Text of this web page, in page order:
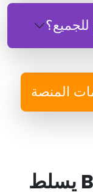
المنصة
Bitcoin 24 Proair يسلط